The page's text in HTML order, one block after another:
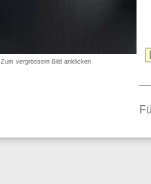
Zum vergrössern Bild anklicken